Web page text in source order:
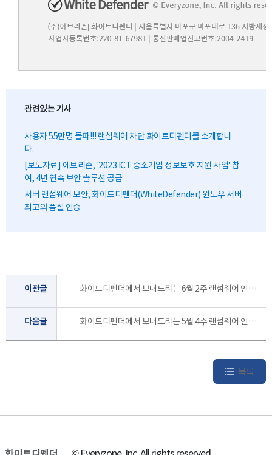
관련있는 기사
사용자 55만명 돌파!!! 랜섬웨어 차단 화이트디펜더를 소개합니
다.
[보도자료] 에브리존, '2023 ICT 중소기업 정보보호 지원 사업' 참
여, 4년 연속 보안 솔루션 공급
서버 랜섬웨어 보안, 화이트디펜더(WhiteDefender) 윈도우 서버
최고의 품질 인증
이전글 화이트디펜더에서 보내드리는 6월 2주 랜섬웨어 인포 레터 입니다.
다음글 화이트디펜더에서 보내드리는 5월 4주 랜섬웨어 인포 레터 입니다.
목록